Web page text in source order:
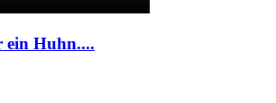
ein Huhn....